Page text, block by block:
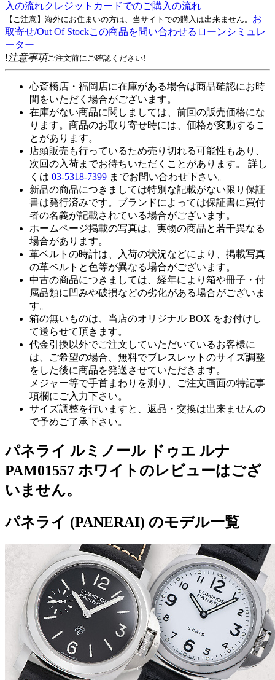
入の流れクレジットカードでのご購入の流れ
【ご注意】海外にお住まいの方は、当サイトでの購入は出来ません。 お
取寄せ/Out Of Stockこの商品を問い合わせる ローンシミュレ
ーター
!注意事項ご注文前にご確認ください!
心斎橋店・福岡店に在庫がある場合は商品確認にお時
間をいただく場合がございます。
在庫がない商品に関しましては、前回の販売価格にな
ります。商品のお取り寄せ時には、価格が変動するこ
とがあります。
店頭販売も行っているため売り切れる可能性もあり、
次回の入荷までお待ちいただくことがあります。 詳し
くは 03-5318-7399 までお問い合わせ下さい。
新品の商品につきましては特別な記載がない限り保証
書は発行済みです。ブランドによっては保証書に買付
者の名義が記載されている場合がございます。
ホームページ掲載の写真は、実物の商品と若干異なる
場合があります。
革ベルトの時計は、入荷の状況などにより、掲載写真
の革ベルトと色等が異なる場合がございます。
中古の商品につきましては、経年により箱や冊子・付
属品類に凹みや破損などの劣化がある場合がございま
す。
箱の無いものは、当店のオリジナル BOX をお付けし
て送らせて頂きます。
代金引換以外でご注文していただいているお客様に
は、ご希望の場合、無料でブレスレットのサイズ調整
をした後に商品を発送させていただきます。
メジャー等で手首まわりを測り、ご注文画面の特記事
項欄にご入力下さい。
サイズ調整を行いますと、返品・交換は出来ませんの
で予めご了承下さい。
パネライ ルミノール ドゥエ ルナ
PAM01557 ホワイトのレビューはござ
いません。
パネライ (PANERAI) のモデル一覧